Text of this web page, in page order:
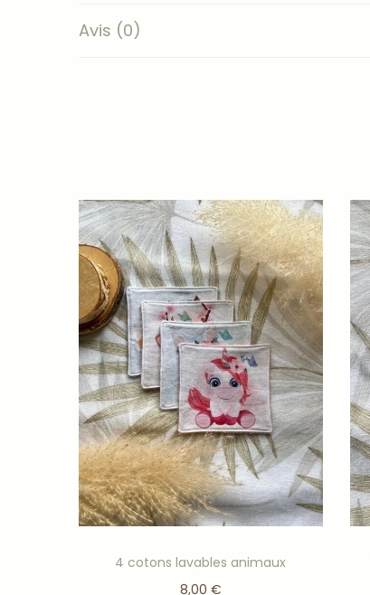
Avis (0)
4 cotons lavables animaux
8,00 €